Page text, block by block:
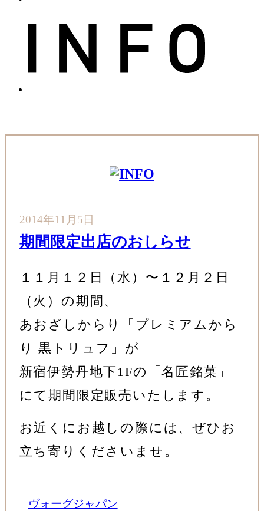
2014年11月5日
期間限定出店のおしらせ
１１月１２日（水）〜１２月２日
（火）の期間、
あおざしからり「プレミアムから
り 黒トリュフ」が
新宿伊勢丹地下1Fの「名匠銘菓」
にて期間限定販売いたします。
お近くにお越しの際には、ぜひお
立ち寄りくださいませ。
ヴォーグジャパン